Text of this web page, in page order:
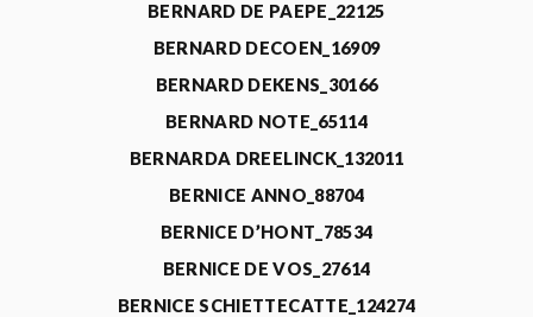
BERNARD DE PAEPE_22125
BERNARD DECOEN_16909
BERNARD DEKENS_30166
BERNARD NOTE_65114
BERNARDA DREELINCK_132011
BERNICE ANNO_88704
BERNICE D’HONT_78534
BERNICE DE VOS_27614
BERNICE SCHIETTECATTE_124274